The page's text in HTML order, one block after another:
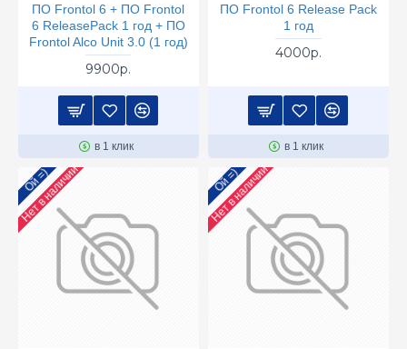
ПО Frontol 6 + ПО Frontol
6 ReleasePack 1 год + ПО
Frontol Alco Unit 3.0 (1 год)
9900р.
в 1 клик
ПО Frontol 6 Release Pack
1 год
4000р.
в 1 клик
Ой =)
Нет в наличии Ой =)
Нет в наличии